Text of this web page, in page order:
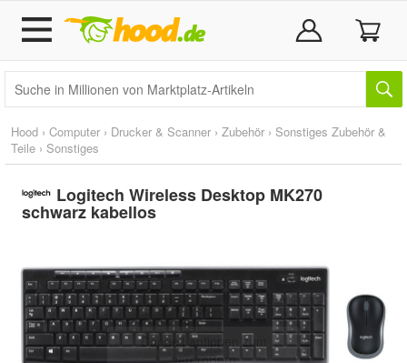
Hood › Computer › Drucker & Scanner › Zubehör › Sonstiges Zubehör &
Teile › Sonstiges
Logitech Wireless Desktop MK270
schwarz kabellos
Doppelt antippen zum